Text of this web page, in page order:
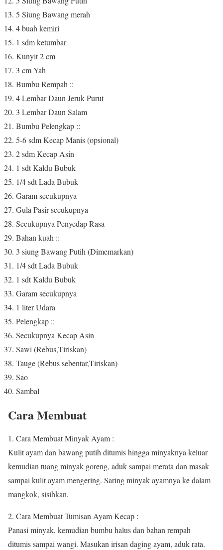
5 Siung Bawang merah
4 buah kemiri
1 sdm ketumbar
Kunyit 2 cm
3 cm Yah
Bumbu Rempah ::
4 Lembar Daun Jeruk Purut
3 Lembar Daun Salam
Bumbu Pelengkap ::
5-6 sdm Kecap Manis (opsional)
2 sdm Kecap Asin
1 sdt Kaldu Bubuk
1/4 sdt Lada Bubuk
Garam secukupnya
Gula Pasir secukupnya
Secukupnya Penyedap Rasa
Bahan kuah ::
3 siung Bawang Putih (Dimemarkan)
1/4 sdt Lada Bubuk
1 sdt Kaldu Bubuk
Garam secukupnya
1 liter Udara
Pelengkap ::
Secukupnya Kecap Asin
Sawi (Rebus,Tiriskan)
Tauge (Rebus sebentar,Tiriskan)
Sao
Sambal
Cara Membuat
1. Cara Membuat Minyak Ayam :
Kulit ayam dan bawang putih ditumis hingga minyaknya keluar
kemudian tuang minyak goreng, aduk sampai merata dan masak
sampai kulit ayam mengering. Saring minyak ayamnya ke dalam
mangkok, sisihkan.
2. Cara Membuat Tumisan Ayam Kecap :
Panasi minyak, kemudian bumbu halus dan bahan rempah
ditumis sampai wangi. Masukan irisan daging ayam, aduk rata.